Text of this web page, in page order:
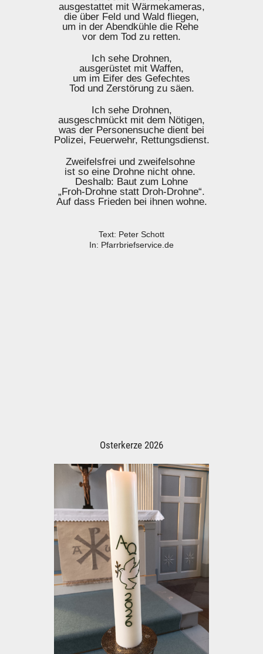
ausgestattet mit Wärmekameras,
die über Feld und Wald fliegen,
um in der Abendkühle die Rehe
vor dem Tod zu retten.
Ich sehe Drohnen,
ausgerüstet mit Waffen,
um im Eifer des Gefechtes
Tod und Zerstörung zu säen.
Ich sehe Drohnen,
ausgeschmückt mit dem Nötigen,
was der Personensuche dient bei
Polizei, Feuerwehr, Rettungsdienst.
Zweifelsfrei und zweifelsohne
ist so eine Drohne nicht ohne.
Deshalb: Baut zum Lohne
„Froh-Drohne statt Droh-Drohne“.
Auf dass Frieden bei ihnen wohne.
Text: Peter Schott
In: Pfarrbriefservice.de
Osterkerze 2026